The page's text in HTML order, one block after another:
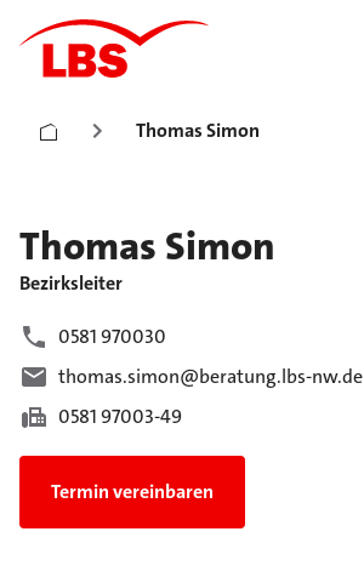
Thomas Simon
Thomas Simon
Bezirksleiter
0581 970030
thomas.simon@beratung.lbs-nw.de
0581 97003-49
Termin vereinbaren